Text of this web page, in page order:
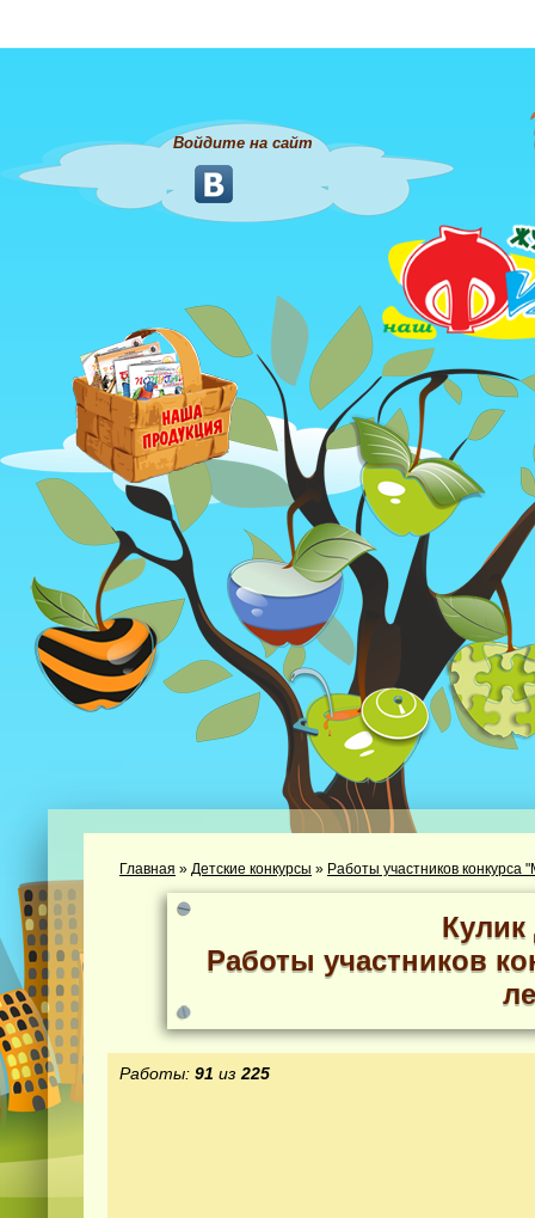
Войдите на сайт
Главная » Детские конкурсы » Работы участников конкурса
Работы участников
Работы: 91 из 225